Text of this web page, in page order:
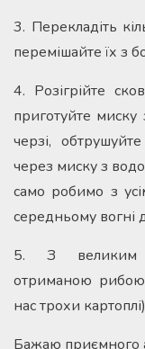
3. Перекладіть
перемішайте їх з
4. Розігрійте
приготуйте
черзі,
через миску з
само робимо з
середньому вогні
5. З великим
отриманою рибою
нас трохи
Бажаю приємного